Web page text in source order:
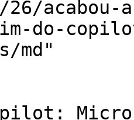
26/
do-
md"